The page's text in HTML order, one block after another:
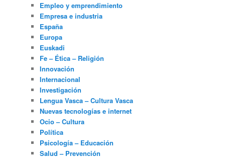
Empleo y emprendimiento
Empresa e industria
España
Europa
Euskadi
Fe – Ética – Religión
Innovación
Internacional
Investigación
Lengua Vasca – Cultura Vasca
Nuevas tecnologías e internet
Ocio – Cultura
Política
Psicología – Educación
Salud – Prevención